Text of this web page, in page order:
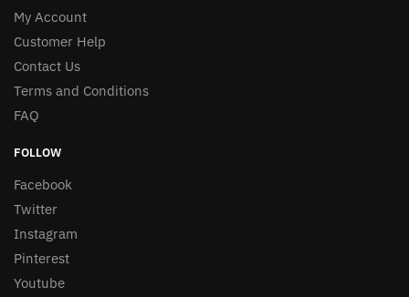
My Account
Customer Help
Contact Us
Terms and Conditions
FAQ
FOLLOW
Facebook
Twitter
Instagram
Pinterest
Youtube